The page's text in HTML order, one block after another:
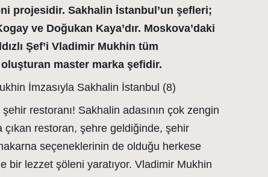
projesidir. Sakhalin İstanbul’un şefleri;
ve Doğukan Kaya’dır. Moskova’daki
Şef’i Vladimir Mukhin tüm
master marka şefidir.
restoranı! Sakhalin adasının çok zengin
çıkan restoran, şehre geldiğinde, şehir
seçeneklerinin de olduğu herkese
bir lezzet şöleni yaratıyor. Vladimir Mukhin